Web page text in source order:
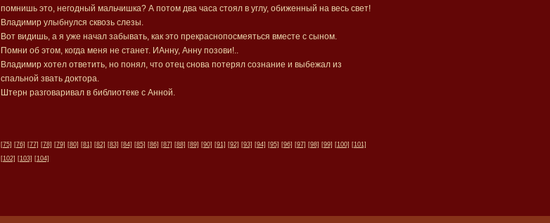
помнишь это, негодный мальчишка? А потом два часа стоял в углу, обиженный на весь свет!
Владимир улыбнулся сквозь слезы.
Вот видишь, а я уже начал забывать, как это прекраснопосмеяться вместе с сыном.
Помни об этом, когда меня не станет. ИАнну, Анну позови!..
Владимир хотел ответить, но понял, что отец снова потерял сознание и выбежал из
спальной звать доктора.
Штерн разговаривал в библиотеке с Анной.
[75] [76] [77] [78] [79] [80] [81] [82] [83] [84] [85] [86] [87] [88] [89] [90] [91] [92] [93] [94] [95] [96] [97] [98] [99] [100] [101]
[102] [103] [104]